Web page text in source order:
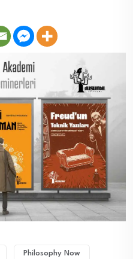
Philosophy Now